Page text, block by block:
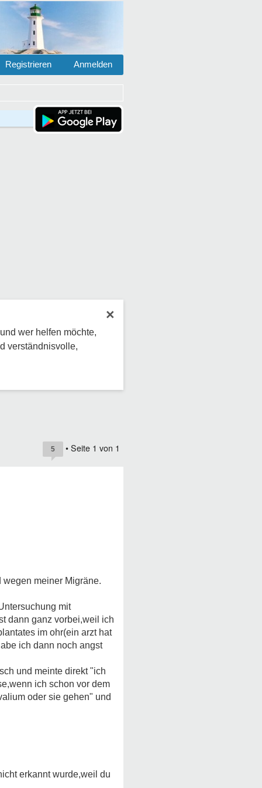
Anmelden
Registrieren
×
wer helfen möchte,
verständnisvolle,
5 • Seite 1 von 1
meiner Migräne.
mit
dann ganz vorbei,weil ich
im ohr(ein arzt hat
ich dann noch angst
und meinte direkt "ich
ich schon vor dem
oder sie gehen" und
erkannt wurde,weil du